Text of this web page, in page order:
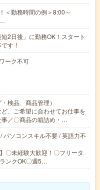
＜勤務時間の例＞8:00～
2日後」に勤務OK！スタート
す！
ーク不可
検品、商品管理）
、ご希望に合わせてお仕事を
事／〇商品の箱詰め・…
パソコンスキル不要 / 英語力不
〇未経験大歓迎！〇フリータ
ンクOK〇週5…